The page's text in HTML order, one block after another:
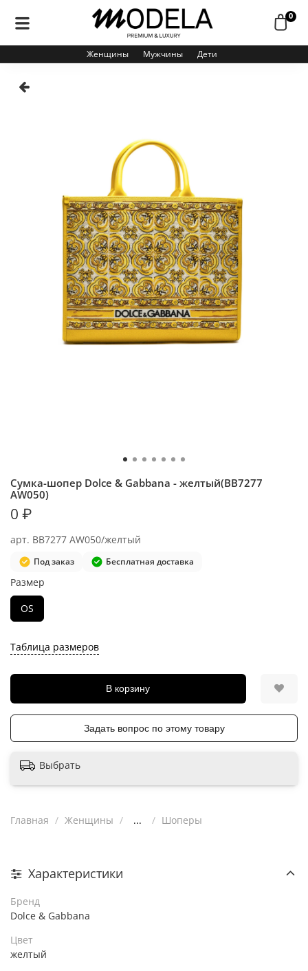
0
Женщины Мужчины Дети
арт. BB7277 AW050/желтый
Сумка-шопер Dolce & Gabbana - желтый(BB7277
AW050)
Под заказ Бесплатная доставка
0 ₽
Таблица размеров
В корзину
Размер
OS
Задать вопрос по этому товару
Выбрать
Главная Женщины ... Шоперы
Характеристики
Бренд
Dolce & Gabbana
Цвет
желтый